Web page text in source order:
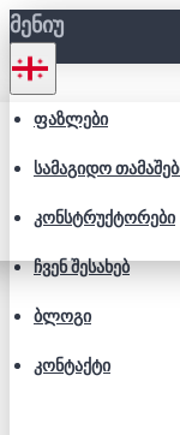
ᲛᲔᲜᲘᲣ
ᲤᲐᲖᲚᲔᲑᲘ
ᲡᲐᲛᲐᲒᲘᲓᲝ
ᲙᲝᲜᲡᲢᲠᲣᲥᲢᲝᲠᲔᲑᲘ
ᲩᲕᲔᲜ ᲨᲔᲡᲐᲮᲔᲑ
ᲑᲚᲝᲒᲘ
ᲙᲝᲜᲢᲐᲥᲢᲘ